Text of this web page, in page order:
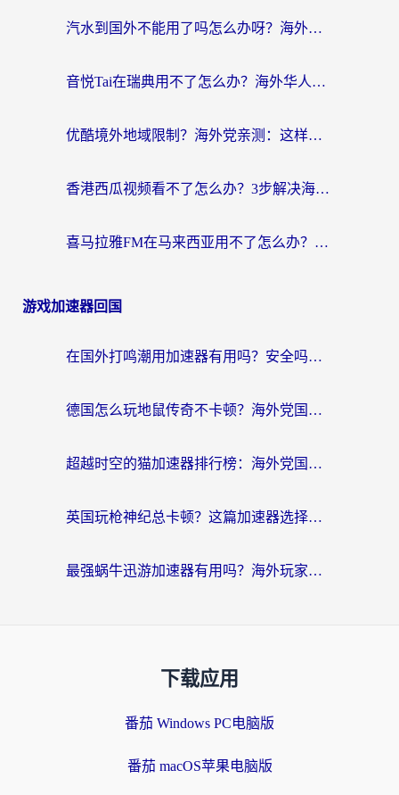
汽水到国外不能用了吗怎么办呀？海外党追剧看片的救星在这里！
音悦Tai在瑞典用不了怎么办？海外华人追剧听歌的实用指南
优酷境外地域限制？海外党亲测：这样看国内剧再也不卡（附3个实用场景解决）
香港西瓜视频看不了怎么办？3步解决海外追剧难题，附靠谱加速器推荐
喜马拉雅FM在马来西亚用不了怎么办？海外华人亲测有效的回国加速指南
游戏加速器回国
在国外打鸣潮用加速器有用吗？安全吗？海外玩家国服游戏加速全指南
德国怎么玩地鼠传奇不卡顿？海外党国服游戏加速全攻略（含战双EVE实用指南）
超越时空的猫加速器排行榜：海外党国服游戏不卡顿的终极选择指南
英国玩枪神纪总卡顿？这篇加速器选择指南帮你告别延迟（附实测推荐）
最强蜗牛迅游加速器有用吗？海外玩家国服游戏加速避坑指南（附德国玩忍者必须死3流星蝴蝶剑解决办法）
下载应用
番茄 Windows PC电脑版
番茄 macOS苹果电脑版